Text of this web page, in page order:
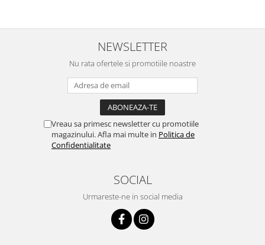
NEWSLETTER
Nu rata ofertele si promotiile noastre
Vreau sa primesc newsletter cu promotiile
magazinului. Afla mai multe in Politica de
Confidentialitate
SOCIAL
Urmareste-ne in social media